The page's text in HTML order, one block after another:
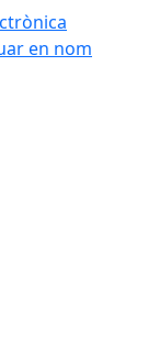
en nom